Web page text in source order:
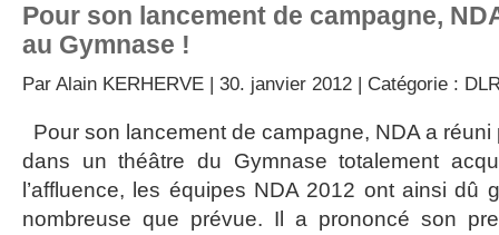
Pour son lancement de campagne,
au Gymnase !
Par Alain KERHERVE | 30. janvier 2012 | Catégorie :
Pour son lancement de campagne, NDA a
dans un théâtre du Gymnase totalement
l’affluence, les équipes NDA 2012 ont ainsi dû
nombreuse que prévue. Il a prononcé son